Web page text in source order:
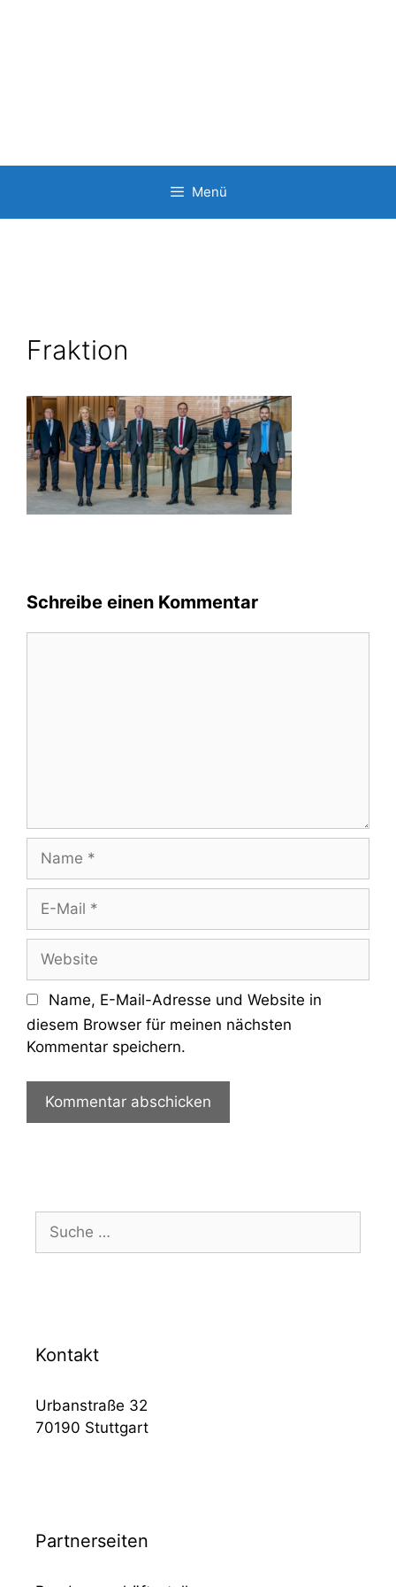
Inhalt
Menü
Fraktion
Schreibe einen Kommentar
Name
Website
Name, E-Mail-Adresse und Website in
diesem Browser für meinen nächsten
Kommentar speichern.
nach:
Kontakt
Urbanstraße 32
70190 Stuttgart
Partnerseiten